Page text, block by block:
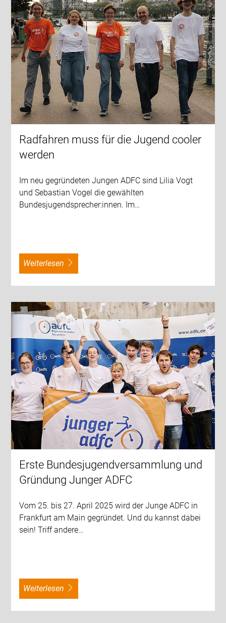
Radfahren muss für die Jugend cooler
werden
Im neu gegründeten Jungen ADFC sind Lilia Vogt
und Sebastian Vogel die gewählten
Bundesjugendsprecher:innen. Im…
weiterlesen
Erste Bundesjugendversammlung und
Gründung Junger ADFC
Vom 25. bis 27. April 2025 wird der Junge ADFC in
Frankfurt am Main gegründet. Und du kannst dabei
sein! Triff andere…
weiterlesen